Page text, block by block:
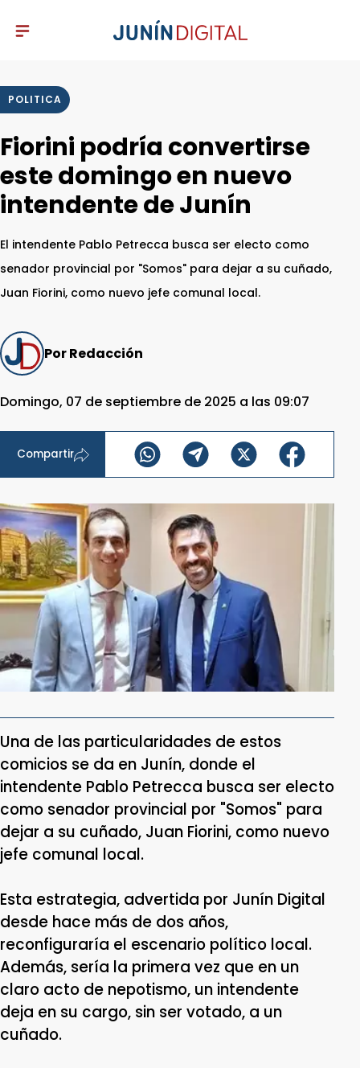
POLITICA
Fiorini podría convertirse
este domingo en nuevo
intendente de Junín
El intendente Pablo Petrecca busca ser electo como
senador provincial por "Somos" para dejar a su cuñado,
Juan Fiorini, como nuevo jefe comunal local.
Por Redacción
Domingo, 07 de septiembre de 2025 a las 09:07
Compartir
Una de las particularidades de estos
comicios se da en Junín, donde el
intendente Pablo Petrecca busca ser electo
como senador provincial por "Somos" para
dejar a su cuñado, Juan Fiorini, como nuevo
jefe comunal local.
Esta estrategia, advertida por Junín Digital
desde hace más de dos años,
reconfiguraría el escenario político local.
Además, sería la primera vez que en un
claro acto de nepotismo, un intendente
deja en su cargo, sin ser votado, a un
cuñado.